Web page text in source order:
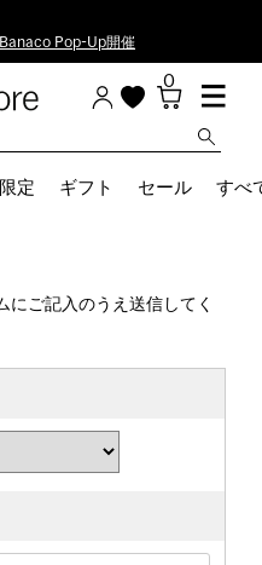
Pop-Up開催
0
定 ギフト セール すべ
にご記入のうえ送信してく